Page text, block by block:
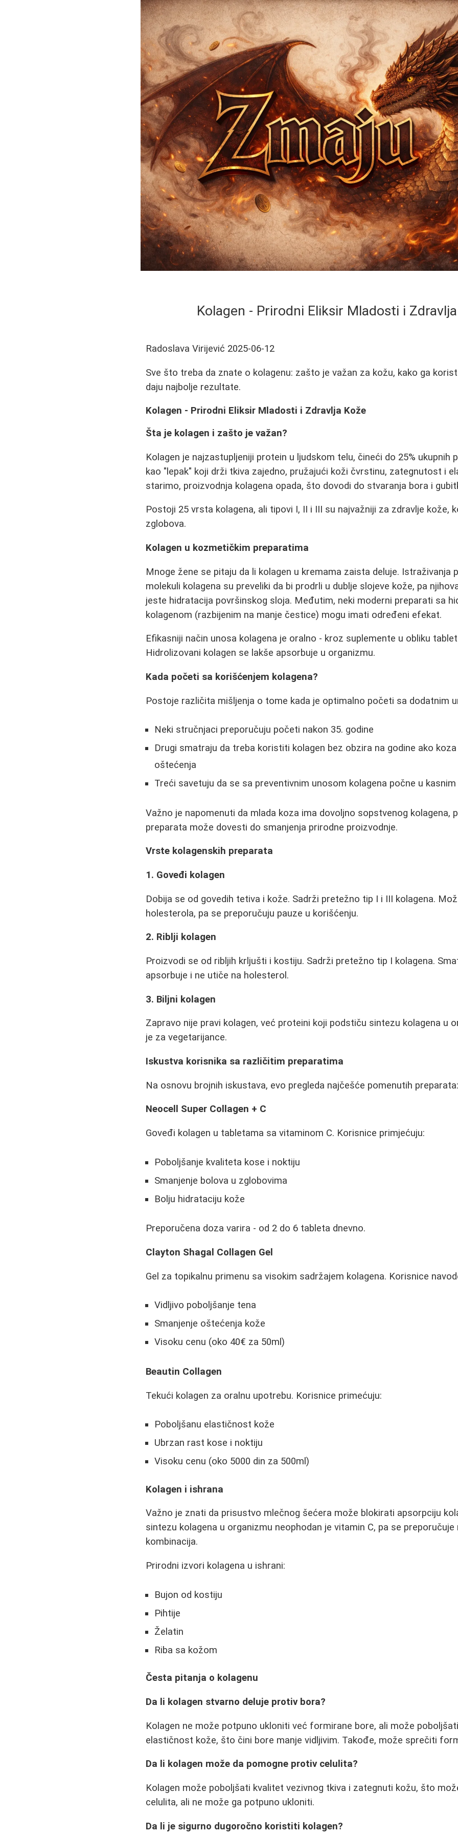
Kolagen - Prirodni Eliksir Mladosti i
Radoslava Virijević 2025-06-12
Sve što treba da znate o kolagenu: zašto je važan za kožu, kako ga
daju najbolje rezultate.
Kolagen - Prirodni Eliksir Mladosti i Zdravlja Kože
Šta je kolagen i zašto je važan?
Kolagen je najzastupljeniji protein u ljudskom telu, čineći do 25% ukupnih
kao "lepak" koji drži tkiva zajedno, pružajući koži čvrstinu, zategnutost i
starimo, proizvodnja kolagena opada, što dovodi do stvaranja bora i
Postoji 25 vrsta kolagena, ali tipovi I, II i III su najvažniji za zdravlje kože,
zglobova.
Kolagen u kozmetičkim preparatima
Mnoge žene se pitaju da li kolagen u kremama zaista deluje. Istraživanja
molekuli kolagena su preveliki da bi prodrli u dublje slojeve kože, pa
jeste hidratacija površinskog sloja. Međutim, neki moderni preparati sa
kolagenom (razbijenim na manje čestice) mogu imati određeni efekat.
Efikasniji način unosa kolagena je oralno - kroz suplemente u obliku
Hidrolizovani kolagen se lakše apsorbuje u organizmu.
Kada početi sa korišćenjem kolagena?
Postoje različita mišljenja o tome kada je optimalno početi sa dodatnim
Neki stručnjaci preporučuju početi nakon 35. godine
Drugi smatraju da treba koristiti kolagen bez obzira na godine ako
oštećenja
Treći savetuju da se sa preventivnim unosom kolagena počne u
Važno je napomenuti da mlada koza ima dovoljno sopstvenog kolagena,
preparata može dovesti do smanjenja prirodne proizvodnje.
Vrste kolagenskih preparata
1. Goveđi kolagen
Dobija se od govedih tetiva i kože. Sadrži pretežno tip I i III kolagena.
holesterola, pa se preporučuju pauze u korišćenju.
2. Riblji kolagen
Proizvodi se od ribljih krljušti i kostiju. Sadrži pretežno tip I kolagena.
apsorbuje i ne utiče na holesterol.
3. Biljni kolagen
Zapravo nije pravi kolagen, već proteini koji podstiču sintezu kolagena u
je za vegetarijance.
Iskustva korisnika sa različitim preparatima
Na osnovu brojnih iskustava, evo pregleda najčešće pomenutih
Neocell Super Collagen + C
Goveđi kolagen u tabletama sa vitaminom C. Korisnice primjećuju:
Poboljšanje kvaliteta kose i noktiju
Smanjenje bolova u zglobovima
Bolju hidrataciju kože
Preporučena doza varira - od 2 do 6 tableta dnevno.
Clayton Shagal Collagen Gel
Gel za topikalnu primenu sa visokim sadržajem kolagena. Korisnice
Vidljivo poboljšanje tena
Smanjenje oštećenja kože
Visoku cenu (oko 40€ za 50ml)
Beautin Collagen
Tekući kolagen za oralnu upotrebu. Korisnice primećuju:
Poboljšanu elastičnost kože
Ubrzan rast kose i noktiju
Visoku cenu (oko 5000 din za 500ml)
Kolagen i ishrana
Važno je znati da prisustvo mlečnog šećera može blokirati apsorpciju
sintezu kolagena u organizmu neophodan je vitamin C, pa se preporučuje
kombinacija.
Prirodni izvori kolagena u ishrani:
Bujon od kostiju
Pihtije
Želatin
Riba sa kožom
Česta pitanja o kolagenu
Da li kolagen stvarno deluje protiv bora?
Kolagen ne može potpuno ukloniti već formirane bore, ali može
elastičnost kože, što čini bore manje vidljivim. Takođe, može sprečiti
Da li kolagen može da pomogne protiv celulita?
Kolagen može poboljšati kvalitet vezivnog tkiva i zategnuti kožu, što
celulita, ali ne može ga potpuno ukloniti.
Da li je sigurno dugoročno koristiti kolagen?